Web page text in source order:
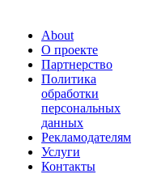
About
О проекте
Партнерство
Политика
обработки
персональных
данных
Рекламодателям
Услуги
Контакты